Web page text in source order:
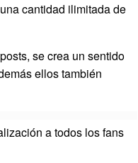
cantidad ilimitada de
se crea un sentido
ellos también
a todos los fans